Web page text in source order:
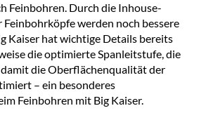
Feinbohren. Durch die Inhouse-
werden noch bessere
Kaiser hat wichtige Details bereits
die optimierte Spanleitstufe, die
die Oberflächenqualität der
– ein besonderes
Feinbohren mit Big Kaiser.